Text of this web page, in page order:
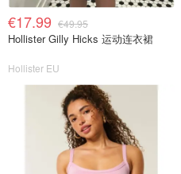
€17.99 €49.95
Hollister Gilly Hicks 运动连衣裙
Hollister EU